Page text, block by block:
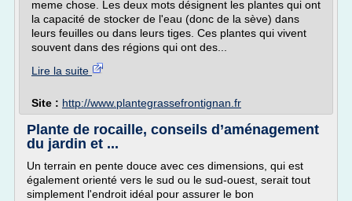
meme chose. Les deux mots désignent les plantes qui ont
la capacité de stocker de l'eau (donc de la sève) dans
leurs feuilles ou dans leurs tiges. Ces plantes qui vivent
souvent dans des régions qui ont des...
Lire la suite
Site : http://www.plantegrassefrontignan.fr
Plante de rocaille, conseils d’aménagement
du jardin et ...
Un terrain en pente douce avec ces dimensions, qui est
également orienté vers le sud ou le sud-ouest, serait tout
simplement l'endroit idéal pour assurer le bon